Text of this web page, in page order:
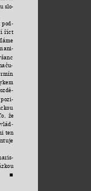
slo-
pod-
říct
-
-
-
pozi-
že
-
ten
-